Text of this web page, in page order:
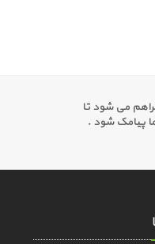
می شود تا
پیامک شود .